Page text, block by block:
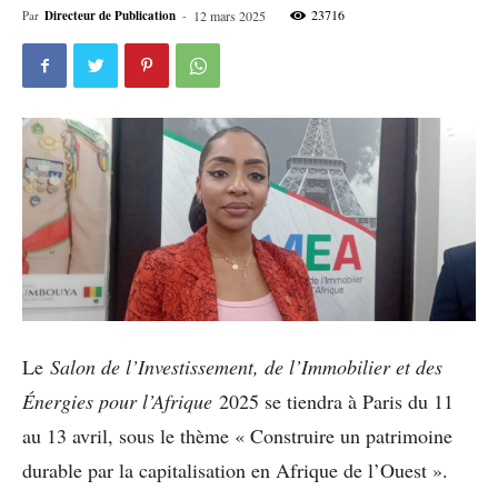
Par Directeur de Publication - 12 mars 2025 23716
Le Salon de l’Investissement, de l’Immobilier et des
Énergies pour l’Afrique 2025 se tiendra à Paris du 11
au 13 avril, sous le thème « Construire un patrimoine
durable par la capitalisation en Afrique de l’Ouest ».